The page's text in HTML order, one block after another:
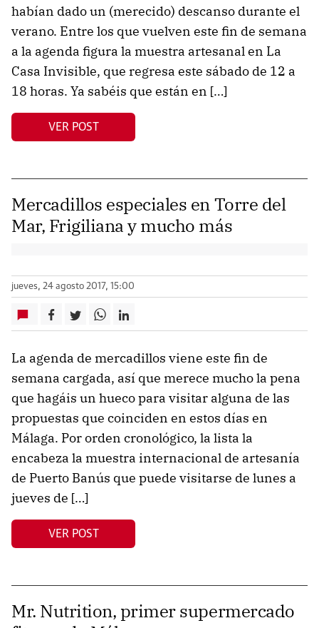
habían dado un (merecido) descanso durante el
verano. Entre los que vuelven este fin de semana
a la agenda figura la muestra artesanal en La
Casa Invisible, que regresa este sábado de 12 a
18 horas. Ya sabéis que están en […]
VER POST
Mercadillos especiales en Torre del
Mar, Frigiliana y mucho más
jueves, 24 agosto 2017, 15:00
La agenda de mercadillos viene este fin de
semana cargada, así que merece mucho la pena
que hagáis un hueco para visitar alguna de las
propuestas que coinciden en estos días en
Málaga. Por orden cronológico, la lista la
encabeza la muestra internacional de artesanía
de Puerto Banús que puede visitarse de lunes a
jueves de […]
VER POST
Mr. Nutrition, primer supermercado